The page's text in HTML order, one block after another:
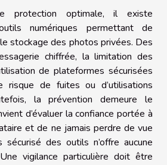
protection optimale, il existe
numériques permettant de
stockage des photos privées. Des
chiffrée, la limitation des
de plateformes sécurisées
risque de fuites ou d’utilisations
la prévention demeure le
d’évaluer la confiance portée à
et de ne jamais perdre de vue
des outils n’offre aucune
vigilance particulière doit être